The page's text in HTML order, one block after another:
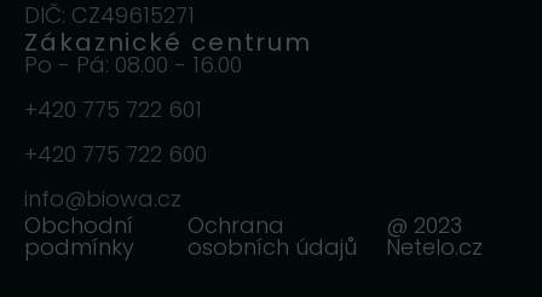
DIČ: CZ49615271
Zákaznické centrum
Po - Pá: 08.00 - 16.00
+420 775 722 601
+420 775 722 600
info@biowa.cz
@ 2023
Netelo.cz
Obchodní
podmínky
Ochrana
osobních údajů